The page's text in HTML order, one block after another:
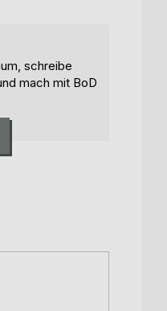
schreibe
mach mit BoD